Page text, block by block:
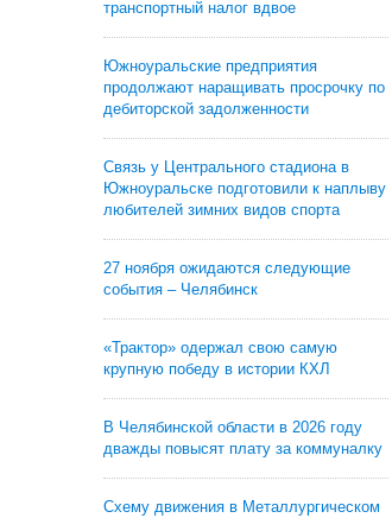
транспортный налог вдвое
Южноуральские предприятия
продолжают наращивать просрочку по
дебиторской задолженности
Связь у Центрального стадиона в
Южноуральске подготовили к наплыву
любителей зимних видов спорта
27 ноября ожидаются следующие
события – Челябинск
«Трактор» одержал свою самую
крупную победу в истории КХЛ
В Челябинской области в 2026 году
дважды повысят плату за коммуналку
Схему движения в Металлургическом